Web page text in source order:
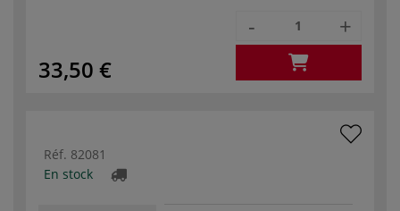
33,50 €
- +
Réf. 82081
En stock